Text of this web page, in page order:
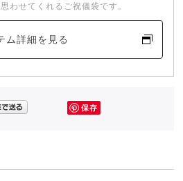
わせてくれるご祝儀袋です。
ム詳細を見る
保存